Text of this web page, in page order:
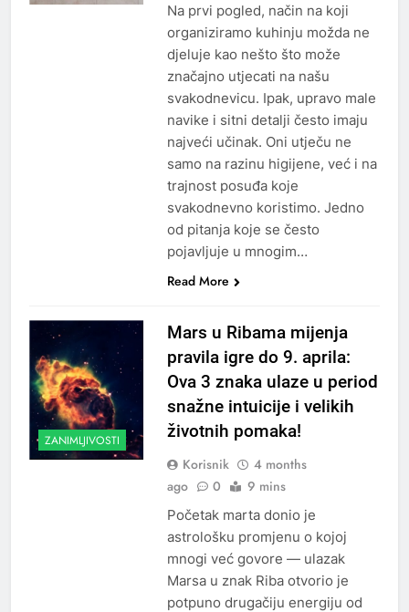
Na prvi pogled, način na koji
organiziramo kuhinju možda ne
djeluje kao nešto što može
značajno utjecati na našu
svakodnevicu. Ipak, upravo male
navike i sitni detalji često imaju
najveći učinak. Oni utječu ne
samo na razinu higijene, već i na
trajnost posuđa koje
svakodnevno koristimo. Jedno
od pitanja koje se često
pojavljuje u mnogim…
Read More
ZANIMLJIVOSTI
Mars u Ribama mijenja
pravila igre do 9. aprila:
Ova 3 znaka ulaze u period
snažne intuicije i velikih
životnih pomaka!
Korisnik
4 months
ago
0 9 mins
Početak marta donio je
astrološku promjenu o kojoj
mnogi već govore — ulazak
Marsa u znak Riba otvorio je
potpuno drugačiju energiju od